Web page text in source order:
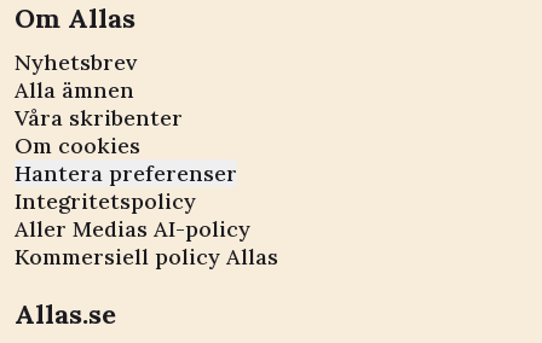
Om Allas
Nyhetsbrev
Alla ämnen
Våra skribenter
Om cookies
Hantera preferenser
Integritetspolicy
Aller Medias AI-policy
Kommersiell policy Allas
Allas.se